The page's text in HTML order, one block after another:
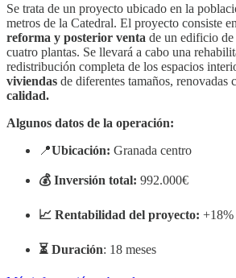
Se trata de un proyecto ubicado en la
metros de la Catedral. El proyecto consiste
reforma y posterior venta de un edificio de
cuatro plantas. Se llevará a cabo una
redistribución completa de los espacios
viviendas de diferentes tamaños, renovadas
calidad.
Algunos datos de la operación:
📍Ubicación: Granada centro
💰 Inversión total: 992.000€
📈 Rentabilidad del proyecto: +18%
⏳ Duración: 18 meses